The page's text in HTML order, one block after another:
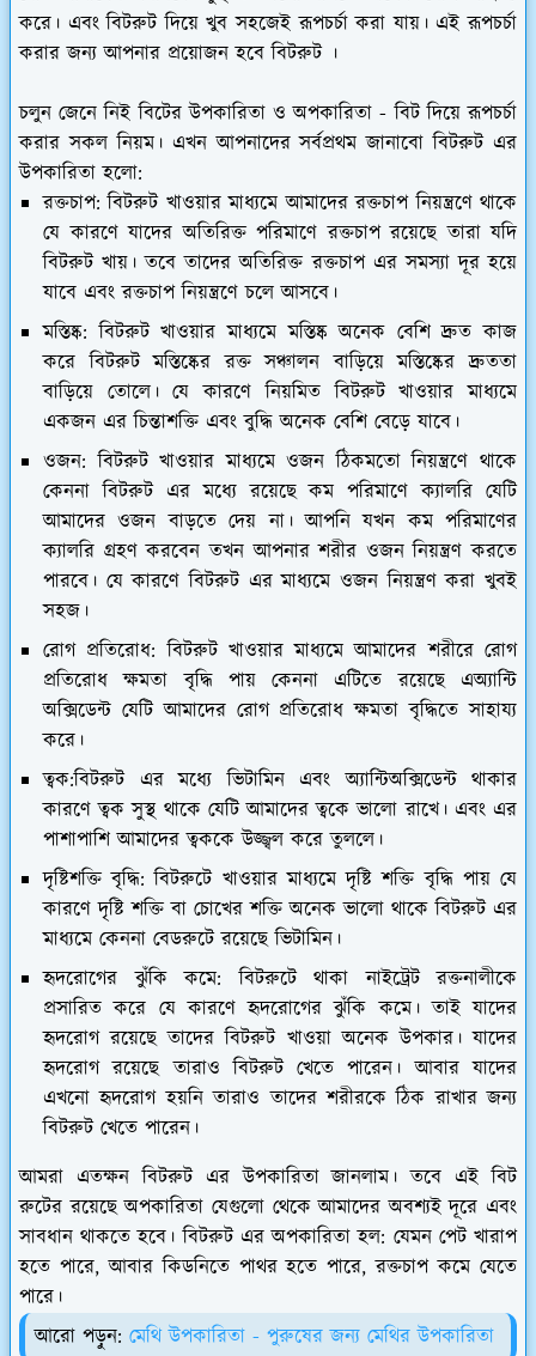
করে। এবং বিটরুট দিয়ে খুব সহজেই রূপচর্চা করা যায়। এই রূপচর্চা
করার জন্য আপনার প্রয়োজন হবে বিটরুট ।
চলুন জেনে নিই বিটের উপকারিতা ও অপকারিতা - বিট দিয়ে রূপচর্চা
করার সকল নিয়ম। এখন আপনাদের সর্বপ্রথম জানাবো বিটরুট এর
উপকারিতা হলো:
রক্তচাপ: বিটরুট খাওয়ার মাধ্যমে আমাদের রক্তচাপ নিয়ন্ত্রণে থাকে
যে কারণে যাদের অতিরিক্ত পরিমাণে রক্তচাপ রয়েছে তারা যদি
বিটরুট খায়। তবে তাদের অতিরিক্ত রক্তচাপ এর সমস্যা দূর হয়ে
যাবে এবং রক্তচাপ নিয়ন্ত্রণে চলে আসবে।
মস্তিষ্ক: বিটরুট খাওয়ার মাধ্যমে মস্তিষ্ক অনেক বেশি দ্রুত কাজ
করে বিটরুট মস্তিষ্কের রক্ত সঞ্চালন বাড়িয়ে মস্তিষ্কের দ্রুততা
বাড়িয়ে তোলে। যে কারণে নিয়মিত বিটরুট খাওয়ার মাধ্যমে
একজন এর চিন্তাশক্তি এবং বুদ্ধি অনেক বেশি বেড়ে যাবে।
ওজন: বিটরুট খাওয়ার মাধ্যমে ওজন ঠিকমতো নিয়ন্ত্রণে থাকে
কেননা বিটরুট এর মধ্যে রয়েছে কম পরিমাণে ক্যালরি যেটি
আমাদের ওজন বাড়তে দেয় না। আপনি যখন কম পরিমাণের
ক্যালরি গ্রহণ করবেন তখন আপনার শরীর ওজন নিয়ন্ত্রণ করতে
পারবে। যে কারণে বিটরুট এর মাধ্যমে ওজন নিয়ন্ত্রণ করা খুবই
সহজ।
রোগ প্রতিরোধ: বিটরুট খাওয়ার মাধ্যমে আমাদের শরীরে রোগ
প্রতিরোধ ক্ষমতা বৃদ্ধি পায় কেননা এটিতে রয়েছে এঅ্যান্টি
অক্সিডেন্ট যেটি আমাদের রোগ প্রতিরোধ ক্ষমতা বৃদ্ধিতে সাহায্য
করে।
ত্বক:বিটরুট এর মধ্যে ভিটামিন এবং অ্যান্টিঅক্সিডেন্ট থাকার
কারণে ত্বক সুস্থ থাকে যেটি আমাদের ত্বকে ভালো রাখে। এবং এর
পাশাপাশি আমাদের ত্বককে উজ্জ্বল করে তুললে।
দৃষ্টিশক্তি বৃদ্ধি: বিটরুটে খাওয়ার মাধ্যমে দৃষ্টি শক্তি বৃদ্ধি পায় যে
কারণে দৃষ্টি শক্তি বা চোখের শক্তি অনেক ভালো থাকে বিটরুট এর
মাধ্যমে কেননা বেডরুটে রয়েছে ভিটামিন।
হৃদরোগের ঝুঁকি কমে: বিটরুটে থাকা নাইট্রেট রক্তনালীকে
প্রসারিত করে যে কারণে হৃদরোগের ঝুঁকি কমে। তাই যাদের
হৃদরোগ রয়েছে তাদের বিটরুট খাওয়া অনেক উপকার। যাদের
হৃদরোগ রয়েছে তারাও বিটরুট খেতে পারেন। আবার যাদের
এখনো হৃদরোগ হয়নি তারাও তাদের শরীরকে ঠিক রাখার জন্য
বিটরুট খেতে পারেন।
আমরা এতক্ষন বিটরুট এর উপকারিতা জানলাম। তবে এই বিট
রুটের রয়েছে অপকারিতা যেগুলো থেকে আমাদের অবশ্যই দূরে এবং
সাবধান থাকতে হবে। বিটরুট এর অপকারিতা হল: যেমন পেট খারাপ
হতে পারে, আবার কিডনিতে পাথর হতে পারে, রক্তচাপ কমে যেতে
পারে।
আরো পড়ুন: মেথি উপকারিতা - পুরুষের জন্য মেথির উপকারিতা